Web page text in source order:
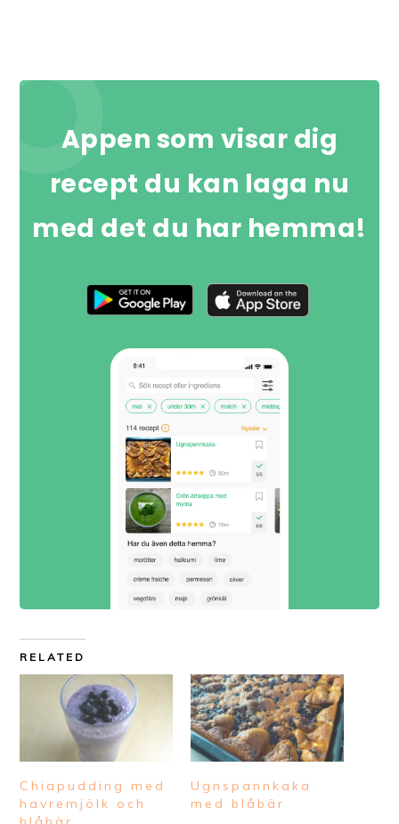
Appen som visar dig
recept du kan laga nu
med det du har hemma!
RELATED
Chiapudding med
havremjölk och
Ugnspannkaka
med blåbär